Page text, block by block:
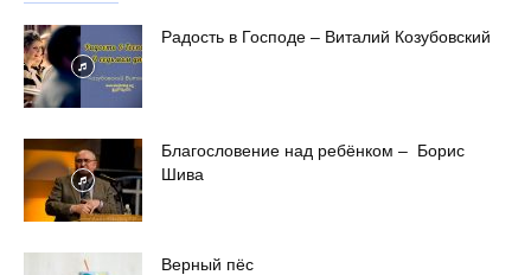
Радость в Господе – Виталий Козубовский
Благословение над ребёнком – Борис
Шива
Верный пёс